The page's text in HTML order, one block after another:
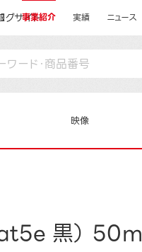
グサイト
事業紹介 実績 ニュース
映像
黒） 50m